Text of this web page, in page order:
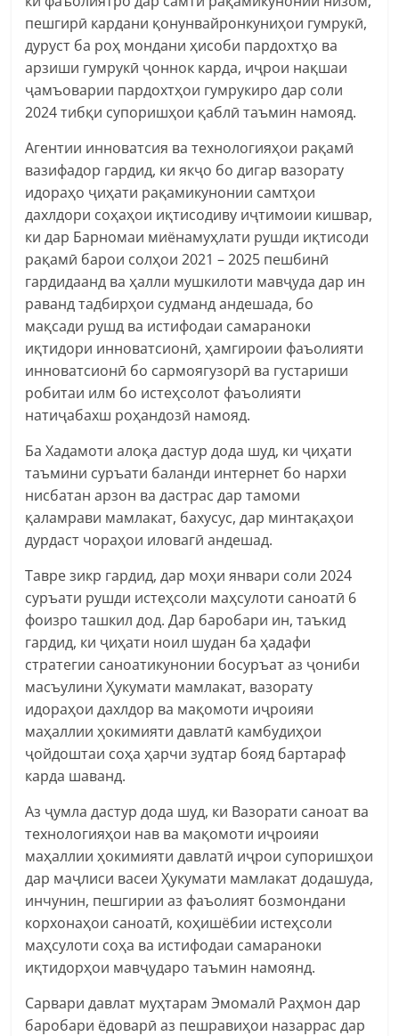
пешгирӣ кардани қонунвайронкуниҳои гумрукӣ,
дуруст ба роҳ мондани ҳисоби пардохтҳо ва
арзиши гумрукӣ ҷоннок карда, иҷрои нақшаи
ҷамъоварии пардохтҳои гумрукиро дар соли
2024 тибқи супоришҳои қаблӣ таъмин намояд.
Агентии инноватсия ва технологияҳои рақамӣ
вазифадор гардид, ки якҷо бо дигар вазорату
идораҳо ҷиҳати рақамикунонии самтҳои
дахлдори соҳаҳои иқтисодиву иҷтимоии кишвар,
ки дар Барномаи миёнамуҳлати рушди иқтисоди
рақамӣ барои солҳои 2021 – 2025 пешбинӣ
гардидаанд ва ҳалли мушкилоти мавҷуда дар ин
раванд тадбирҳои судманд андешада, бо
мақсади рушд ва истифодаи самараноки
иқтидори инноватсионӣ, ҳамгироии фаъолияти
инноватсионӣ бо сармоягузорӣ ва густариши
робитаи илм бо истеҳсолот фаъолияти
натиҷабахш роҳандозӣ намояд.
Ба Хадамоти алоқа дастур дода шуд, ки ҷиҳати
таъмини суръати баланди интернет бо нархи
нисбатан арзон ва дастрас дар тамоми
қаламрави мамлакат, бахусус, дар минтақаҳои
дурдаст чораҳои иловагӣ андешад.
Тавре зикр гардид, дар моҳи январи соли 2024
суръати рушди истеҳсоли маҳсулоти саноатӣ 6
фоизро ташкил дод. Дар баробари ин, таъкид
гардид, ки ҷиҳати ноил шудан ба ҳадафи
стратегии саноатикунонии босуръат аз ҷониби
масъулини Ҳукумати мамлакат, вазорату
идораҳои дахлдор ва мақомоти иҷроияи
маҳаллии ҳокимияти давлатӣ камбудиҳои
ҷойдоштаи соҳа ҳарчи зудтар бояд бартараф
карда шаванд.
Аз ҷумла дастур дода шуд, ки Вазорати саноат ва
технологияҳои нав ва мақомоти иҷроияи
маҳаллии ҳокимияти давлатӣ иҷрои супоришҳои
дар маҷлиси васеи Ҳукумати мамлакат додашуда,
инчунин, пешгирии аз фаъолият бозмондани
корхонаҳои саноатӣ, коҳишёбии истеҳсоли
маҳсулоти соҳа ва истифодаи самараноки
иқтидорҳои мавҷударо таъмин намоянд.
Сарвари давлат муҳтарам Эмомалӣ Раҳмон дар
баробари ёдоварӣ аз пешравиҳои назаррас дар